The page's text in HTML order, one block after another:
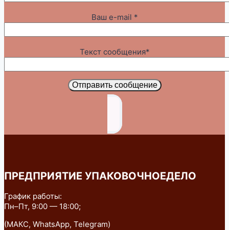
Ваш e-mail *
Текст сообщения*
Отправить сообщение
ПРЕДПРИЯТИЕ УПАКОВОЧНОЕДЕЛО
График работы:
Пн–Пт, 9:00 — 18:00;
(МАКС, WhatsApp, Telegram)